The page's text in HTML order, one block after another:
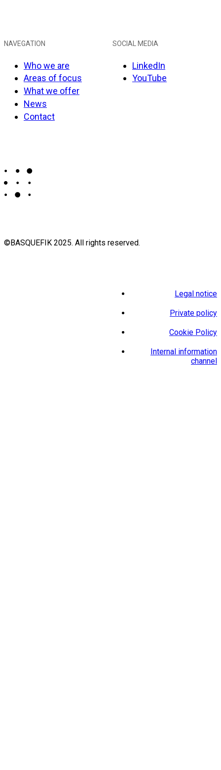
NAVEGATION
Who we are
Areas of focus
What we offer
News
Contact
SOCIAL MEDIA
LinkedIn
YouTube
©BASQUEFIK 2025. All rights reserved.
Legal notice
Private policy
Cookie Policy
Internal information
channel